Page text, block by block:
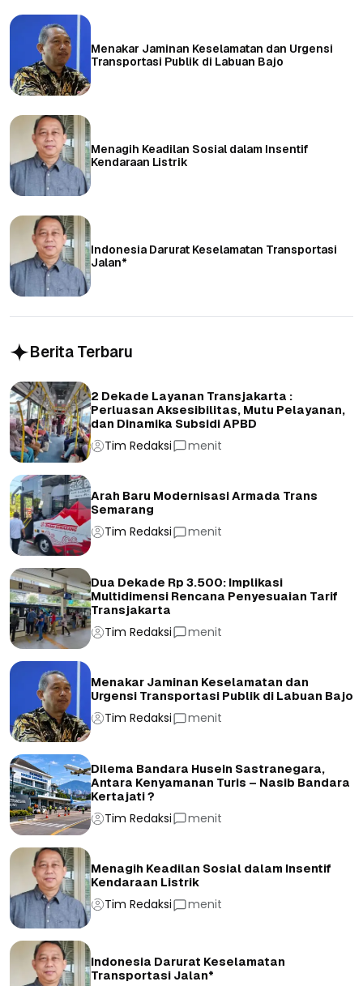
Menakar Jaminan Keselamatan dan Urgensi
Transportasi Publik di Labuan Bajo
Menagih Keadilan Sosial dalam Insentif
Kendaraan Listrik
Indonesia Darurat Keselamatan Transportasi
Jalan*
Berita Terbaru
2 Dekade Layanan Transjakarta :
Perluasan Aksesibilitas, Mutu Pelayanan,
dan Dinamika Subsidi APBD
Tim Redaksi menit
Arah Baru Modernisasi Armada Trans
Semarang
Tim Redaksi menit
Dua Dekade Rp 3.500: Implikasi
Multidimensi Rencana Penyesuaian Tarif
Transjakarta
Tim Redaksi menit
Menakar Jaminan Keselamatan dan
Urgensi Transportasi Publik di Labuan Bajo
Tim Redaksi menit
Dilema Bandara Husein Sastranegara,
Antara Kenyamanan Turis – Nasib Bandara
Kertajati ?
Tim Redaksi menit
Menagih Keadilan Sosial dalam Insentif
Kendaraan Listrik
Tim Redaksi menit
Indonesia Darurat Keselamatan
Transportasi Jalan*